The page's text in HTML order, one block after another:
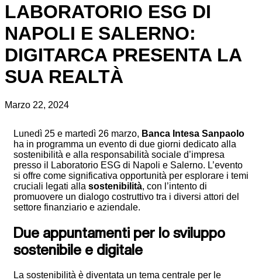
LABORATORIO ESG DI
NAPOLI E SALERNO:
DIGITARCA PRESENTA LA
SUA REALTÀ
Marzo 22, 2024
Lunedì 25 e martedì 26 marzo, Banca Intesa Sanpaolo
ha in programma un evento di due giorni dedicato alla
sostenibilità e alla responsabilità sociale d’impresa
presso il Laboratorio ESG di Napoli e Salerno. L’evento
si offre come significativa opportunità per esplorare i temi
cruciali legati alla sostenibilità, con l’intento di
promuovere un dialogo costruttivo tra i diversi attori del
settore finanziario e aziendale.
Due appuntamenti per lo sviluppo
sostenibile e digitale
La sostenibilità è diventata un tema centrale per le